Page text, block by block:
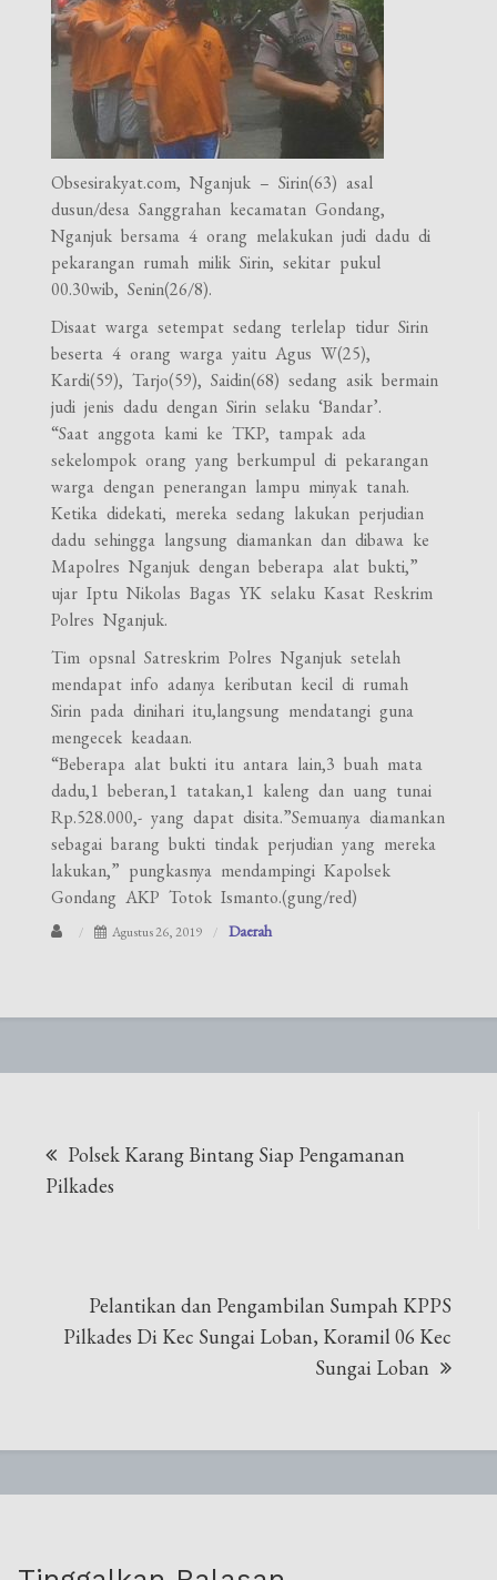
Obsesirakyat.com, Nganjuk – Sirin(63) asal
dusun/desa Sanggrahan kecamatan Gondang,
Nganjuk bersama 4 orang melakukan judi dadu di
pekarangan rumah milik Sirin, sekitar pukul
00.30wib, Senin(26/8).
Disaat warga setempat sedang terlelap tidur Sirin
beserta 4 orang warga yaitu Agus W(25),
Kardi(59), Tarjo(59), Saidin(68) sedang asik bermain
judi jenis dadu dengan Sirin selaku ‘Bandar’.
“Saat anggota kami ke TKP, tampak ada
sekelompok orang yang berkumpul di pekarangan
warga dengan penerangan lampu minyak tanah.
Ketika didekati, mereka sedang lakukan perjudian
dadu sehingga langsung diamankan dan dibawa ke
Mapolres Nganjuk dengan beberapa alat bukti,”
ujar Iptu Nikolas Bagas YK selaku Kasat Reskrim
Polres Nganjuk.
Tim opsnal Satreskrim Polres Nganjuk setelah
mendapat info adanya keributan kecil di rumah
Sirin pada dinihari itu,langsung mendatangi guna
mengecek keadaan.
“Beberapa alat bukti itu antara lain,3 buah mata
dadu,1 beberan,1 tatakan,1 kaleng dan uang tunai
Rp.528.000,- yang dapat disita.”Semuanya diamankan
sebagai barang bukti tindak perjudian yang mereka
lakukan,” pungkasnya mendampingi Kapolsek
Gondang AKP Totok Ismanto.(gung/red)
Agustus 26, 2019 Daerah
pos
Polsek Karang Bintang Siap Pengamanan
Pilkades
Pelantikan dan Pengambilan Sumpah KPPS
Pilkades Di Kec Sungai Loban, Koramil 06 Kec
Sungai Loban